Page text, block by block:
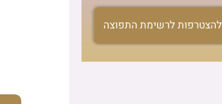
להצטרפות לרשימת התפוצה